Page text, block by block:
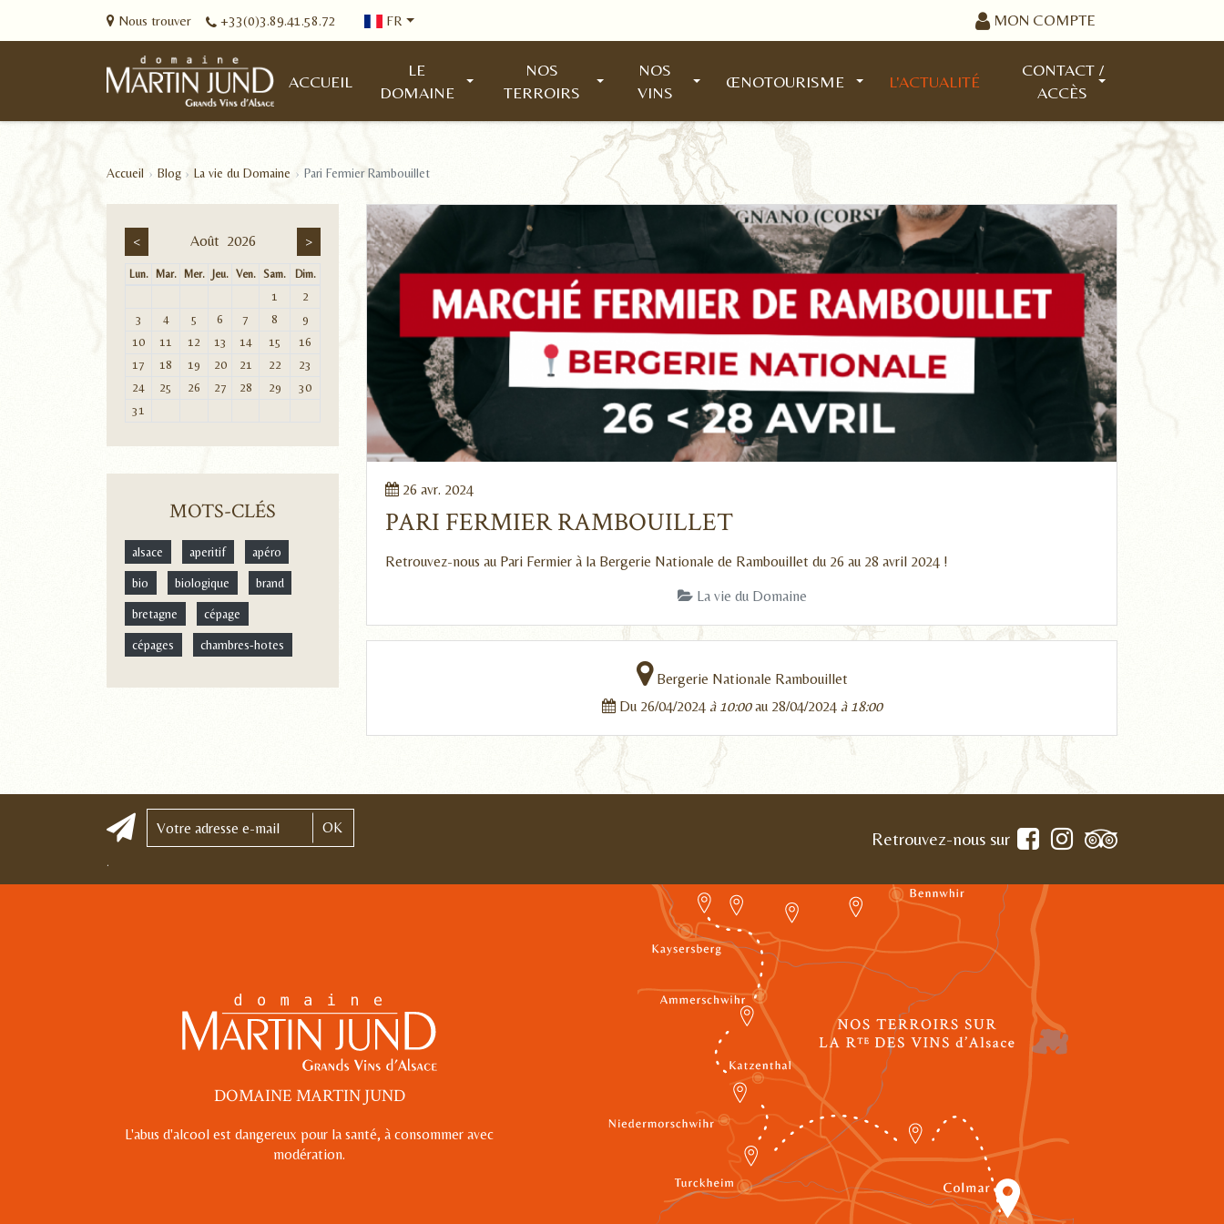
Accueil Blog La vie du Domaine Pari Fermier Rambouillet
26 avr. 2024
PARI FERMIER RAMBOUILLET
Retrouvez-nous au Pari Fermier à la Bergerie Nationale de Rambouillet du 26 au 28 avril 2024 !
La vie du Domaine
Bergerie Nationale Rambouillet
Du 26/04/2024 à 10:00au 28/04/2024 à 18:00
< Août 2026 >
Lun. Mar. Mer. Jeu. Ven. Sam. Dim.
1
2
3
4 5 6 7 8
9
10
11 12 13 14 15
16
17
18 19 20 21 22
23
24
25 26 27 28 29
30
31
MOTS-CLÉS
alsace aperitif apéro
bio biologique brand
bretagne cépage
cépages chambres-hotes
OK
.
Retrouvez-nous sur
DOMAINE MARTIN JUND
L'abus d'alcool est dangereux pour la santé, à consommer avec
modération.
Nous trouver +33(0)3.89.41.58.72 FR MON COMPTE
ACCUEIL
LE
DOMAINE
NOS
TERROIRS
NOS
VINS
ŒNOTOURISME L'ACTUALITÉ
CONTACT /
ACCÈS